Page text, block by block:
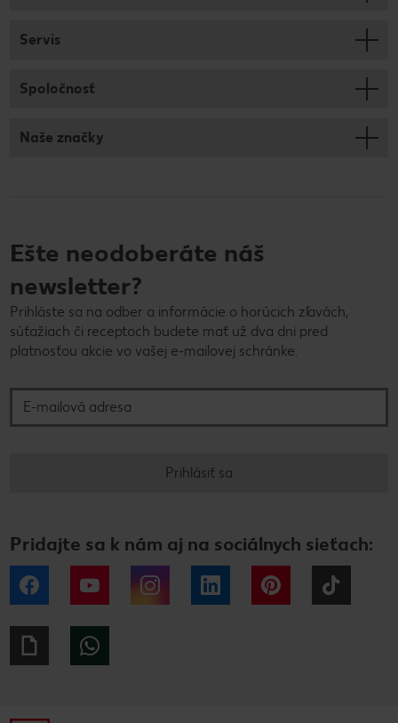
Servis
Spoločnosť
Naše značky
Ešte neodoberáte náš
newsletter?
Prihláste sa na odber a informácie o horúcich zľavách,
súťažiach či receptoch budete mať už dva dni pred
platnosťou akcie vo vašej e-mailovej schránke.
Prihlásiť sa
Pridajte sa k nám aj na sociálnych sieťach:
Facebook YouTube Instagram LinkedIn Pinterest
Giphy